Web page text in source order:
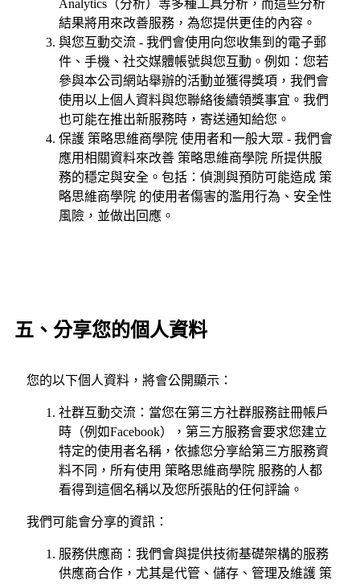
Analytics（分析）等多種工具分析，而這些分析
結果將用來改善服務，為您提供更佳的內容。
與您互動交流 - 我們會使用向您收集到的電子郵
件、手機、社交媒體帳號與您互動。例如：您若
參與本公司網站舉辦的活動並獲得獎項，我們會
使用以上個人資料與您聯絡後續領獎事宜。我們
也可能在推出新服務時，寄送通知給您。
保護 策略思維商學院 使用者和一般大眾 - 我們會
應用相關資料來改善 策略思維商學院 所提供服
務的穩定與安全。包括：偵測與預防可能造成 策
略思維商學院 的使用者傷害的濫用行為、安全性
風險，並做出回應。
五、分享您的個人資料
您的以下個人資料，將會公開顯示：
社群互動交流：當您在第三方社群服務註冊帳戶
時（例如Facebook），第三方服務會要求您建立
特定的使用者名稱，依據您分享給第三方服務資
料不同，所有使用 策略思維商學院 服務的人都
看得到這個名稱以及您所張貼的任何評論。
我們可能會分享的資訊：
服務供應商：我們會與提供技術基礎架構的服務
供應商合作，尤其是代管、儲存、管理及維護 策